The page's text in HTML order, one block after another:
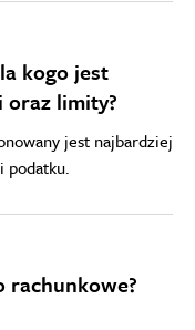
kogo jest
oraz limity?
jest najbardziej
podatku.
rachunkowe?